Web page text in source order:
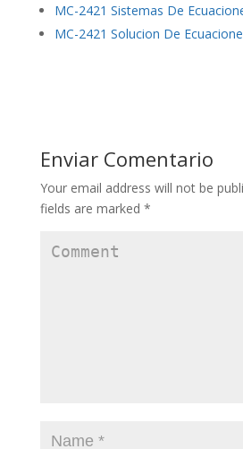
MC-2421 Sistemas De
MC-2421 Solucion De
Enviar Comentario
Your email address will not be
fields are marked *